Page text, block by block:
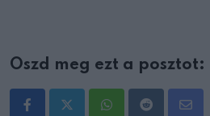
Oszd meg ezt a posztot: